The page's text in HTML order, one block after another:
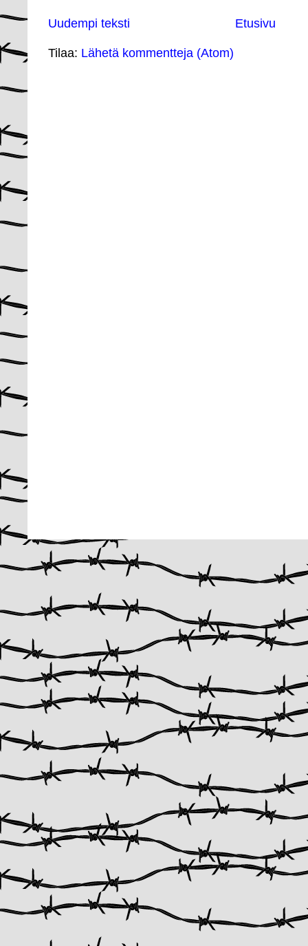
Uudempi teksti Etusivu
Tilaa: Lähetä kommentteja (Atom)